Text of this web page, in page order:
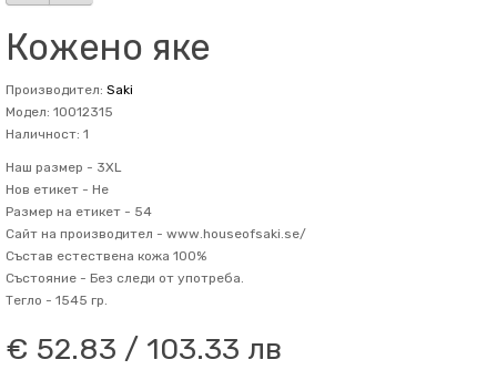
Кожено яке
Производител: Saki
Модел: 10012315
Наличност: 1
Наш размер - 3XL
Нов етикет - Не
Размер на етикет - 54
Сайт на производител - www.houseofsaki.se/
Състав естествена кожа 100%
Състояние - Без следи от употреба.
Тегло - 1545 гр.
€ 52.83 / 103.33 лв